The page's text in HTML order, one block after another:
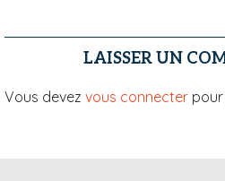
LAISSER UN
Vous devez vous connecter